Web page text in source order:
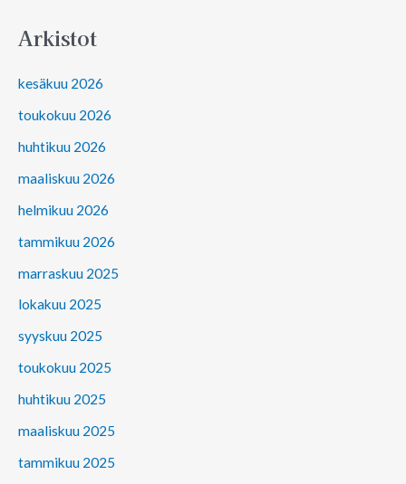
Arkistot
kesäkuu 2026
toukokuu 2026
huhtikuu 2026
maaliskuu 2026
helmikuu 2026
tammikuu 2026
marraskuu 2025
lokakuu 2025
syyskuu 2025
toukokuu 2025
huhtikuu 2025
maaliskuu 2025
tammikuu 2025